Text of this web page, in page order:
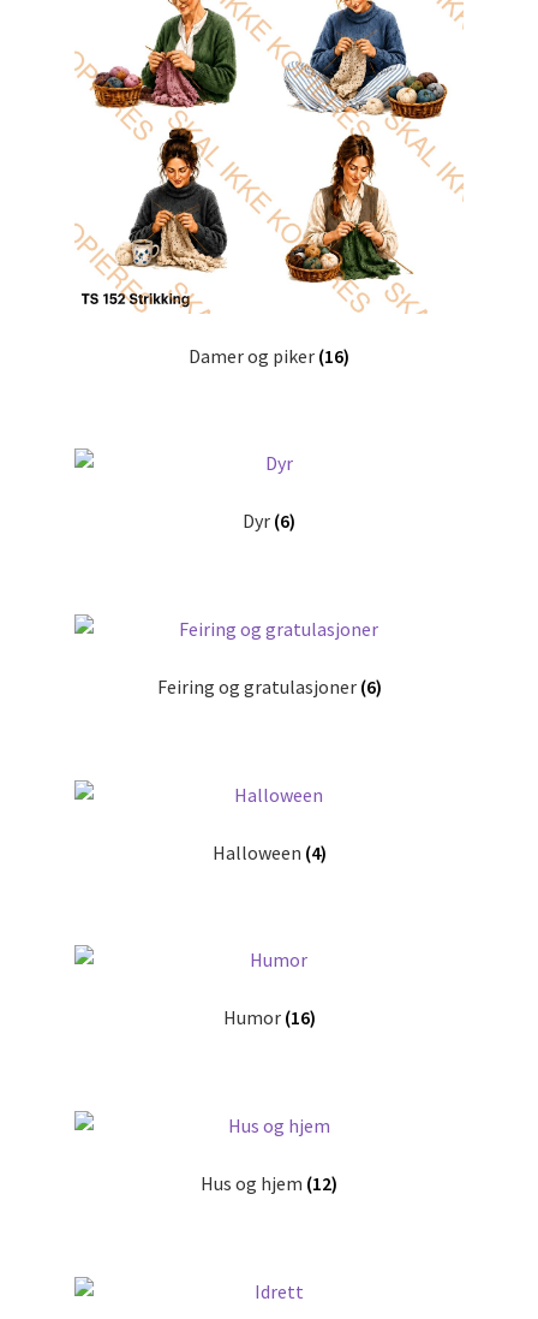
Damer og piker (16)
Dyr (6)
Feiring og gratulasjoner (6)
Halloween (4)
Humor (16)
Hus og hjem (12)